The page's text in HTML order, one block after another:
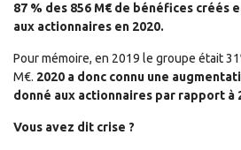
87 % des 856 M€ de bénéfices créés
aux actionnaires en 2020.
Pour mémoire, en 2019 le groupe était 31
M€. 2020 a donc connu une
donné aux actionnaires par rapport à
Vous avez dit crise ?